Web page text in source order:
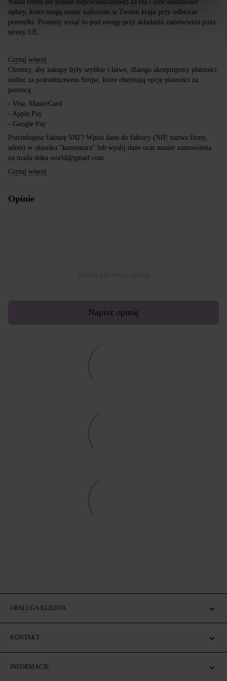
Nasza firma nie ponosi odpowiedzialności za cła i inne dodatkowe
opłaty, które mogą zostać naliczone w Twoim kraju przy odbiorze
przesyłki. Prosimy wziąć to pod uwagę przy składaniu zamówienia poza
tereny UE.
Czytaj więcej
Chcemy, aby zakupy były szybkie i łatwe, dlatego akceptujemy płatności
online za pośrednictwem Stripe, które obejmują opcję płatności za
pomocą:
- Visa, MasterCard
- Apple Pay
- Google Pay
Potrzebujesz fakturę VAT? Wpisz dane do faktury (NIP, nazwa firmy,
adres) w okienku "komentarz" lub wyslij dane oraz numer zamowienia
na maila dnka.world@gmail.com
Czytaj więcej
Opinie
Napisz opinię
OBSŁUGA KLIENTA
KONTAKT
INFORMACJE